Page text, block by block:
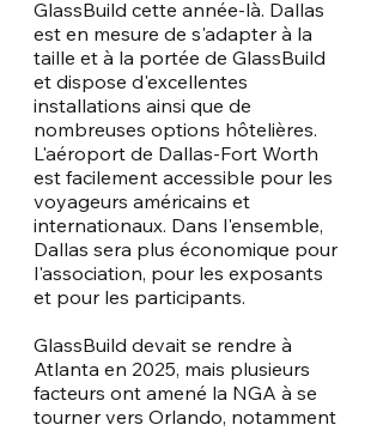
GlassBuild cette année-là. Dallas
est en mesure de s'adapter à la
taille et à la portée de GlassBuild
et dispose d'excellentes
installations ainsi que de
nombreuses options hôtelières.
L'aéroport de Dallas-Fort Worth
est facilement accessible pour les
voyageurs américains et
internationaux. Dans l'ensemble,
Dallas sera plus économique pour
l'association, pour les exposants
et pour les participants.
GlassBuild devait se rendre à
Atlanta en 2025, mais plusieurs
facteurs ont amené la NGA à se
tourner vers Orlando, notamment